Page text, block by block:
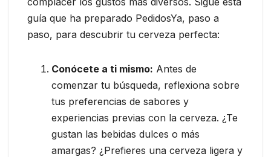
guía que ha preparado PedidosYa, paso a
paso, para descubrir tu cerveza perfecta:
Conócete a ti mismo: Antes de
comenzar tu búsqueda, reflexiona sobre
tus preferencias de sabores y
experiencias previas con la cerveza. ¿Te
gustan las bebidas dulces o más
amargas? ¿Prefieres una cerveza ligera y